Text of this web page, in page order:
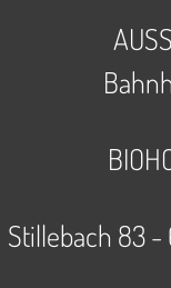
Stillebach 83 -